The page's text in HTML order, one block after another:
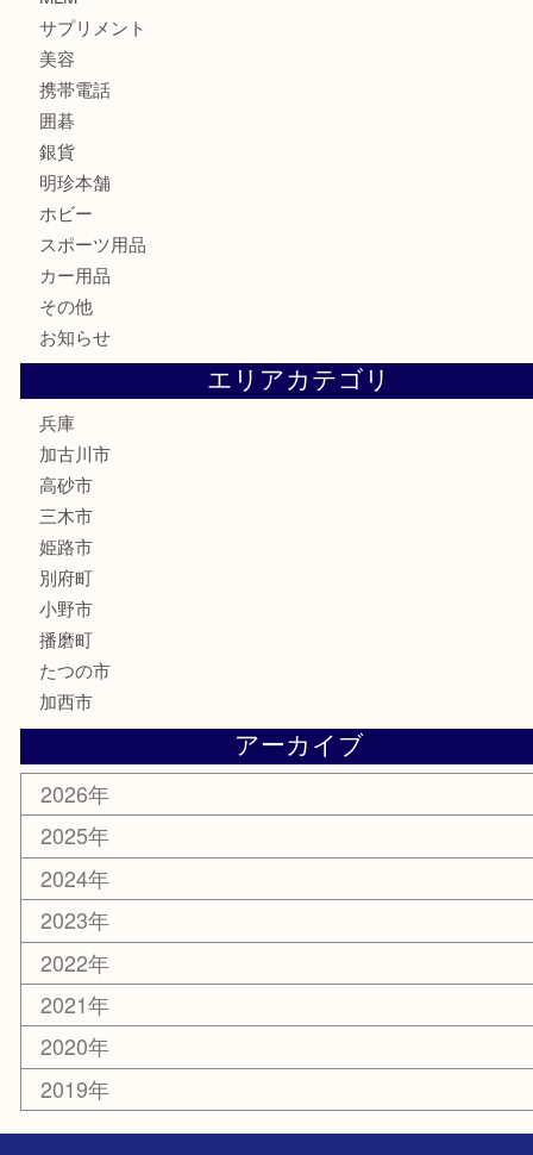
金券
鉄道模型
テレホンカード
株主優待券
はがき
骨董品
古美術品
家電
喫煙具
電動工具
お線香
釣り道具
楽器
香水
化粧品
MLM
サプリメント
美容
携帯電話
囲碁
銀貨
ホビー
スポーツ用品
カー用品
その他
お知らせ
兵庫
加古川市
高砂市
三木市